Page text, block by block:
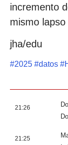
incremento
mismo
jha/edu
#2025 #datos #
21:26
21:25